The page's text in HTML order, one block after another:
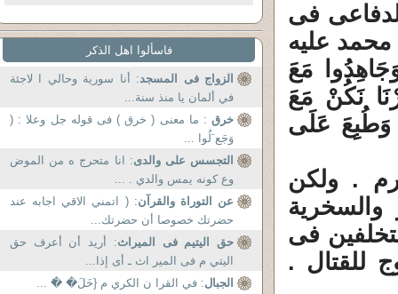
فى
محمد عليه
مَعَ
نَكُنْ مَعَ
وَطُبِعَ عَلَى
. ولكن
والسخرية
فى
للقتال .
فاسألوا اهل الذكر
الزواج فى المسجد: أنا سورية وحالي ا لاجئة
في ألمان يا منذ سنة...
خرق : ما معنى ( خرق ) فى قوله جل وعلا : (
وَجَع َلُوا ...
التجسس على والدى: انا متحرج ه من الموض
وع كونه يمس والدي . ...
عن التوراة والقرآن: ( اتمني الاقي اجابه عند
حضرتك خصوصا أن حضرتك...
حق اليتيم فى الميراث: أريد أن أعرف حق
اليتي م فى المير اث ـ أى إذا...
الجبال: في القرا ن الكري م {خَلَ� �َ ...